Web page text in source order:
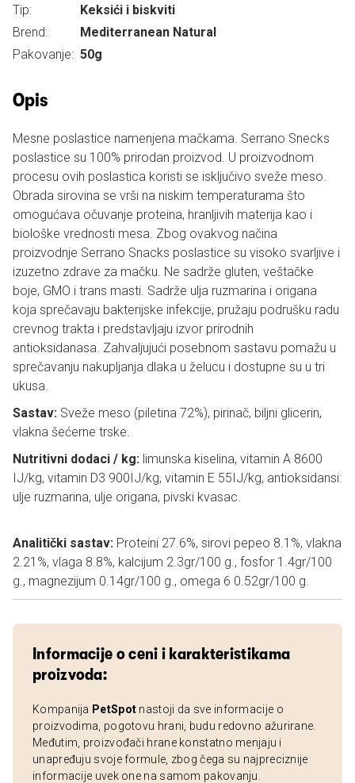
Tip:
Keksići i biskviti
Brend:
Mediterranean Natural
Pakovanje: 50g
Opis
Mesne poslastice namenjena mačkama. Serrano Snecks
poslastice su 100% prirodan proizvod. U proizvodnom
procesu ovih poslastica koristi se isključivo sveže meso.
Obrada sirovina se vrši na niskim temperaturama što
omogućava očuvanje proteina, hranljivih materija kao i
biološke vrednosti mesa. Zbog ovakvog načina
proizvodnje Serrano Snacks poslastice su visoko svarljive i
izuzetno zdrave za mačku. Ne sadrže gluten, veštačke
boje, GMO i trans masti. Sadrže ulja ruzmarina i origana
koja sprečavaju bakterijske infekcije, pružaju podrušku radu
crevnog trakta i predstavljaju izvor prirodnih
antioksidanasa. Zahvaljujući posebnom sastavu pomažu u
sprečavanju nakupljanja dlaka u želucu i dostupne su u tri
ukusa.
Sastav: Sveže meso (piletina 72%), pirinač, biljni glicerin,
vlakna šećerne trske.
Nutritivni dodaci / kg: limunska kiselina, vitamin A 8600
IJ/kg, vitamin D3 900IJ/kg, vitamin E 55IJ/kg, antioksidansi:
ulje ruzmarina, ulje origana, pivski kvasac.
Analitički sastav: Proteini 27.6%, sirovi pepeo 8.1%, vlakna
2.21%, vlaga 8.8%, kalcijum 2.3gr/100 g., fosfor 1.4gr/100
g., magnezijum 0.14gr/100 g., omega 6 0.52gr/100 g.
Informacije o ceni i karakteristikama
proizvoda:
Kompanija PetSpot nastoji da sve informacije o
proizvodima, pogotovu hrani, budu redovno ažurirane.
Međutim, proizvođači hrane konstatno menjaju i
unapređuju svoje formule, zbog čega su najpreciznije
informacije uvek one na samom pakovanju.